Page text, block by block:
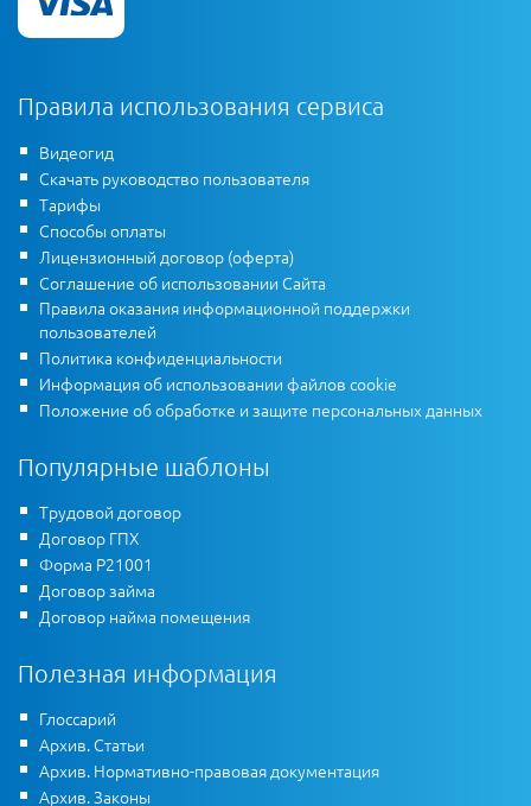
Правила использования сервиса
Видеогид
Скачать руководство пользователя
Тарифы
Способы оплаты
Лицензионный договор (оферта)
Соглашение об использовании Сайта
Правила оказания информационной поддержки
пользователей
Политика конфиденциальности
Информация об использовании файлов cookie
Положение об обработке и защите персональных данных
Популярные шаблоны
Трудовой договор
Договор ГПХ
Форма Р21001
Договор займа
Договор найма помещения
Полезная информация
Глоссарий
Архив. Статьи
Архив. Нормативно-правовая документация
Архив. Законы